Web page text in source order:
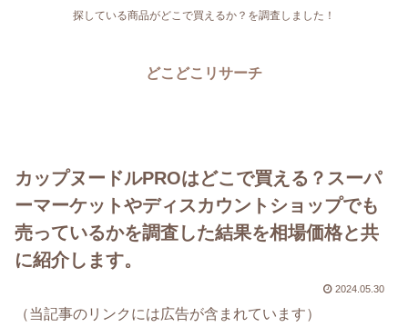
探している商品がどこで買えるか？を調査しました！
どこどこリサーチ
カップヌードルPROはどこで買える？スーパ
ーマーケットやディスカウントショップでも
売っているかを調査した結果を相場価格と共
に紹介します。
2024.05.30
（当記事のリンクには広告が含まれています）